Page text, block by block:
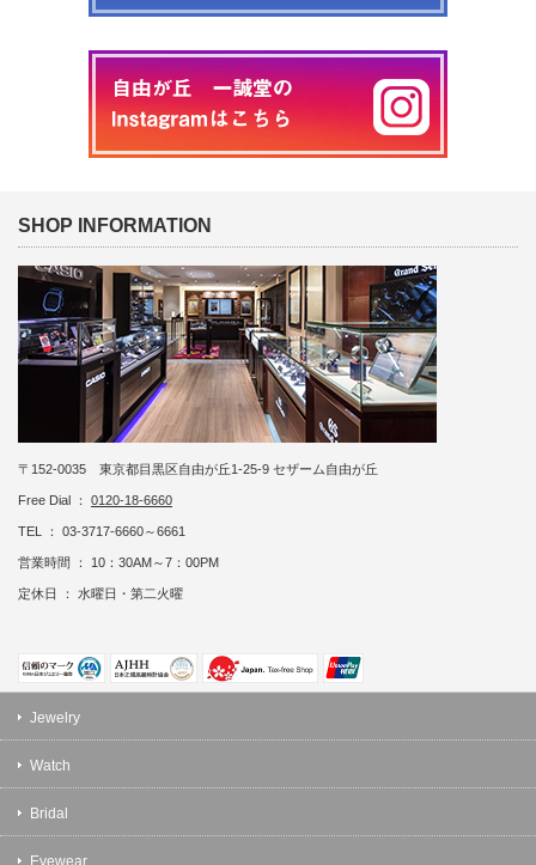
SHOP INFORMATION
〒152-0035 東京都目黒区自由が丘1-25-9 セザーム自由が丘
Free Dial ： 0120-18-6660
TEL ： 03-3717-6660～6661
営業時間 ： 10：30AM～7：00PM
定休日 ： 水曜日・第二火曜
Jewelry
Watch
Bridal
Eyewear